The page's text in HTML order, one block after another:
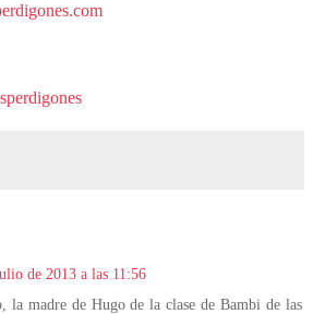
de 2013 a las 11:56
la madre de Hugo de la clase de Bambi de las